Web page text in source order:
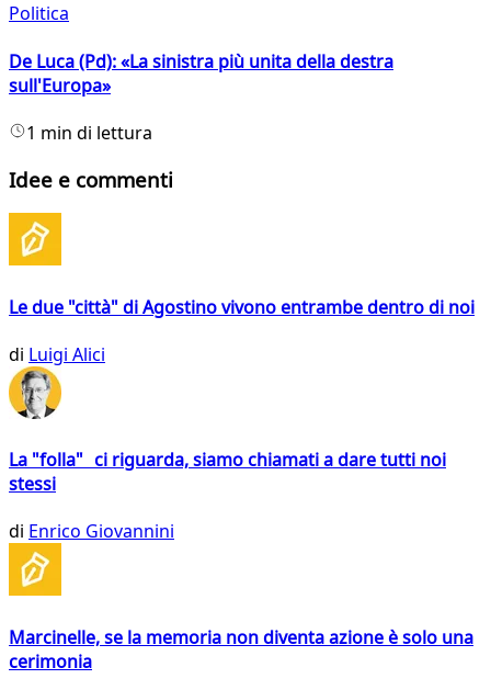
Politica
De Luca (Pd): «La sinistra più unita della destra
sull'Europa»
1 min di lettura
Idee e commenti
Le due "città" di Agostino vivono entrambe dentro di noi
di Luigi Alici
La "folla" ci riguarda, siamo chiamati a dare tutti noi
stessi
di Enrico Giovannini
Marcinelle, se la memoria non diventa azione è solo una
cerimonia